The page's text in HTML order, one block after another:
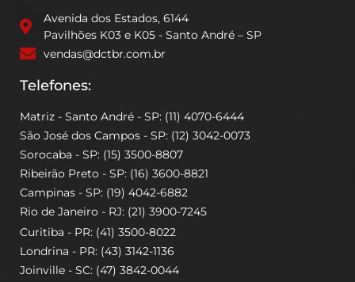
Avenida dos Estados, 6144
Pavilhões K03 e K05 - Santo André – SP
vendas@dctbr.com.br
Telefones:
Matriz - Santo André - SP: (11) 4070-6444
São José dos Campos - SP: (12) 3042-0073
Sorocaba - SP: (15) 3500-8807
Ribeirão Preto - SP: (16) 3600-8821
Campinas - SP: (19) 4042-6882
Rio de Janeiro - RJ: (21) 3900-7245
Curitiba - PR: (41) 3500-8022
Londrina - PR: (43) 3142-1136
Joinville - SC: (47) 3842-0044